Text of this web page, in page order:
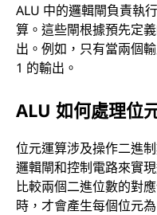
ALU 中的邏輯閘負責執
算。這些閘根據預先定
出。例如，只有當兩個
1 的輸出。
ALU 如何處理位
位元運算涉及操作二進
邏輯閘和控制電路來實
比較兩個二進位數的對
時，才會產生每個位元